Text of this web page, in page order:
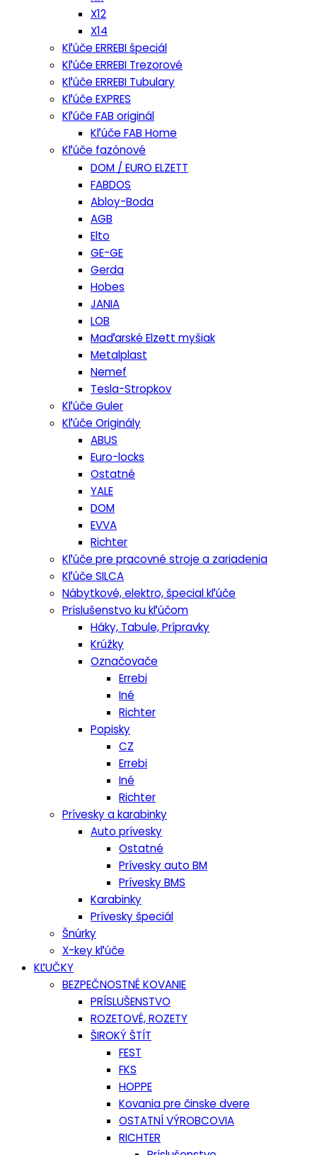
X12
X14
Kľúče ERREBI špeciál
Kľúče ERREBI Trezorové
Kľúče ERREBI Tubulary
Kľúče EXPRES
Kľúče FAB originál
Kľúče FAB Home
Kľúče fazónové
DOM / EURO ELZETT
FABDOS
Abloy-Boda
AGB
Elto
GE-GE
Gerda
Hobes
JANIA
LOB
Maďarské Elzett myšiak
Metalplast
Nemef
Tesla-Stropkov
Kľúče Guler
Kľúče Originály
ABUS
Euro-locks
Ostatné
YALE
DOM
EVVA
Richter
Kľúče pre pracovné stroje a zariadenia
Kľúče SILCA
Nábytkové, elektro, špecial kľúče
Príslušenstvo ku kľúčom
Háky, Tabule, Prípravky
Krúžky
Označovače
Errebi
Iné
Richter
Popisky
CZ
Errebi
Iné
Richter
Prívesky a karabinky
Auto prívesky
Ostatné
Prívesky auto BM
Prívesky BMS
Karabinky
Prívesky špeciál
Šnúrky
X-key kľúče
KĽUČKY
BEZPEČNOSTNÉ KOVANIE
PRÍSLUŠENSTVO
ROZETOVÉ, ROZETY
ŠIROKÝ ŠTÍT
FEST
FKS
HOPPE
Kovania pre činske dvere
OSTATNÍ VÝROBCOVIA
RICHTER